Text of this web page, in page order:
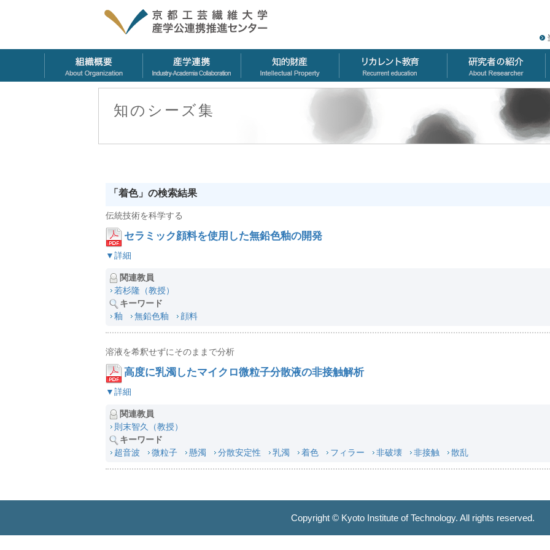
知のシーズ集
「着色」の検索結果
伝統技術を科学する
セラミック顔料を使用した無鉛色釉の開発
▼詳細
関連教員
若杉隆（教授）
キーワード
釉
無鉛色釉 顔料
溶液を希釈せずにそのままで分析
高度に乳濁したマイクロ微粒子分散液の非接触解析
▼詳細
関連教員
則末智久（教授）
キーワード
超音波
微粒子 懸濁 分散安定性 乳濁 着色 フィラー 非破壊 非接触 散乱
Copyright © Kyoto Institute of Technology. All rights reserved.